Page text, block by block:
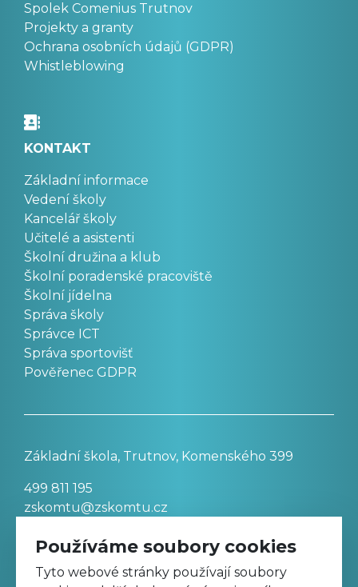
Spolek Comenius Trutnov
Projekty a granty
Ochrana osobních údajů (GDPR)
Whistleblowing
KONTAKT
Základní informace
Vedení školy
Kancelář školy
Učitelé a asistenti
Školní družina a klub
Školní poradenské pracoviště
Školní jídelna
Správa školy
Správce ICT
Správa sportovišť
Pověřenec GDPR
Základní škola, Trutnov, Komenského 399
499 811 195
zskomtu@zskomtu.cz
Prohlášení o přístupnosti stránek
Používáme soubory cookies
Tyto webové stránky používají soubory